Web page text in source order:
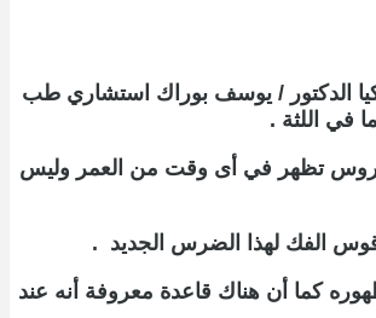
الدكتور / يوسف بوراك استشاري طب
في اللثة .
بوراك أنه على عكس ما هو شائع فإنه ليس من الضروري خلع ضروس العقل عند ظهورها وهذه الضروس هي عبارة عن 4 ضروس تظهر في أى وقت من العمر وليس
الفك لهذا الضرس الجديد .
كما أن هناك قاعدة معروفة أنه عند